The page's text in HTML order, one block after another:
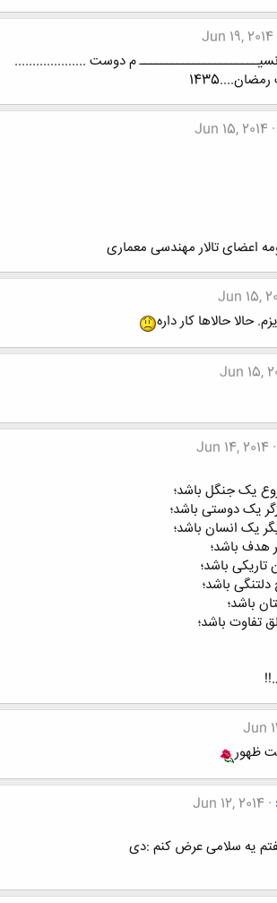
Jun 19, 2014
م دوست ....................
Jun 15, 2014
اعضای تالار مهندسی معماری
Jun 15,
حالا حالاها کار داره
Jun 15,
Jun 14, 2014
یک جنگل باشد؛
یک دوستی باشد؛
یک انسان باشد؛
هدف باشد؛
باشد؛
باشد؛
باشد؛
تفاوت باشد؛
Jun
Jun 12, 2014
یه سلامی عرض کنم :دی